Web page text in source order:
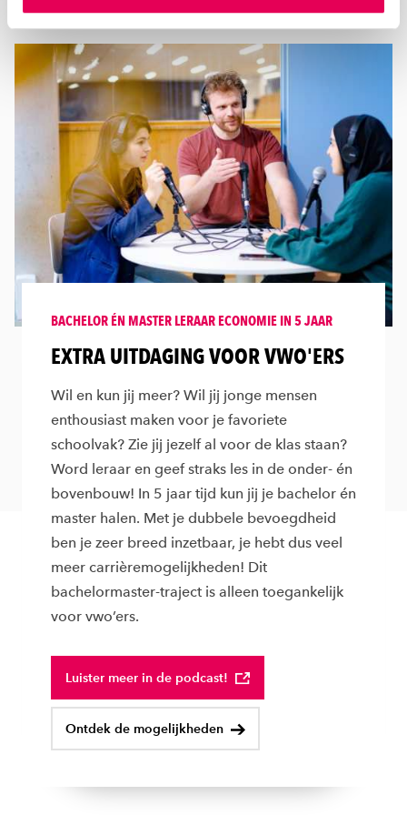
instellen welke cookies we plaatsen. Je kunt je
cookiestatement
BACHELOR ÉN MASTER LERAAR ECONOMIE IN 5 JAAR
EXTRA UITDAGING VOOR VWO'ERS
Wil en kun jij meer? Wil jij jonge mensen
enthousiast maken voor je favoriete
schoolvak? Zie jij jezelf al voor de klas staan?
Word leraar en geef straks les in de onder- én
bovenbouw! In 5 jaar tijd kun jij je bachelor én
master halen. Met je dubbele bevoegdheid
ben je zeer breed inzetbaar, je hebt dus veel
meer carrièremogelijkheden! Dit
bachelormaster-traject is alleen toegankelijk
voor vwo’ers.
Luister meer in de podcast!
Ontdek de mogelijkheden